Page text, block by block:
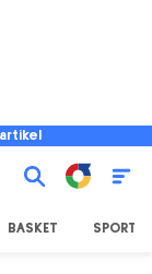
BASKET SPORT